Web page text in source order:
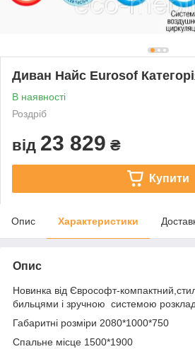
Диван Найс Eurosof
В наявності
Роздріб
від 23 829 ₴
Купити
Опис Характеристики
Опис
Новинка від Єврософт-
бильцями і зручною системою
Габаритні розміри 2080*1000*750
Спальне місце 1500*1900